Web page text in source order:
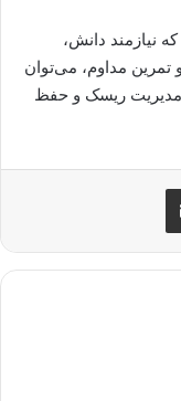
نیازمند دانش،
تمرین مداوم، می‌توان
مدیریت ریسک و حفظ
اشتراک گذاری از طریق ایمیل